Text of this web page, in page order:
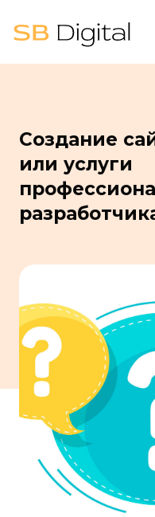
Создание
или услуги